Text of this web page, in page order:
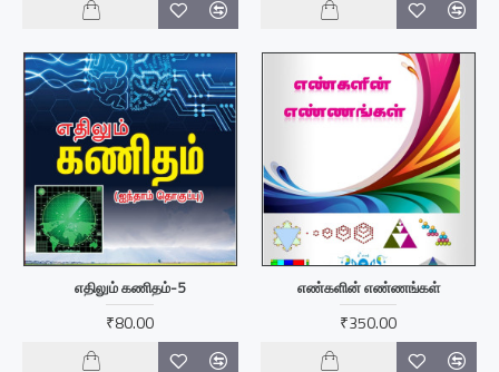
எதிலும் கணிதம்-5
₹80.00
எண்களின் எண்ணங்கள்
₹350.00